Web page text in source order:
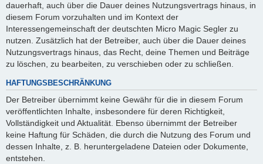
dauerhaft, auch über die Dauer deines Nutzungsvertrags hinaus, in
diesem Forum vorzuhalten und im Kontext der
Interessengemeinschaft der deutschten Micro Magic Segler zu
nutzen. Zusätzlich hat der Betreiber, auch über die Dauer deines
Nutzungsvertrags hinaus, das Recht, deine Themen und Beiträge
zu löschen, zu bearbeiten, zu verschieben oder zu schließen.
HAFTUNGSBESCHRÄNKUNG
Der Betreiber übernimmt keine Gewähr für die in diesem Forum
veröffentlichten Inhalte, insbesondere für deren Richtigkeit,
Vollständigkeit und Aktualität. Ebenso übernimmt der Betreiber
keine Haftung für Schäden, die durch die Nutzung des Forum und
dessen Inhalte, z. B. heruntergeladene Dateien oder Dokumente,
entstehen.